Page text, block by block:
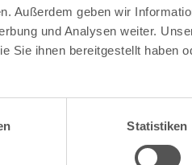
Außerdem geben wir
und Analysen weiter.
Sie ihnen bereitgestellt haben
Statistiken